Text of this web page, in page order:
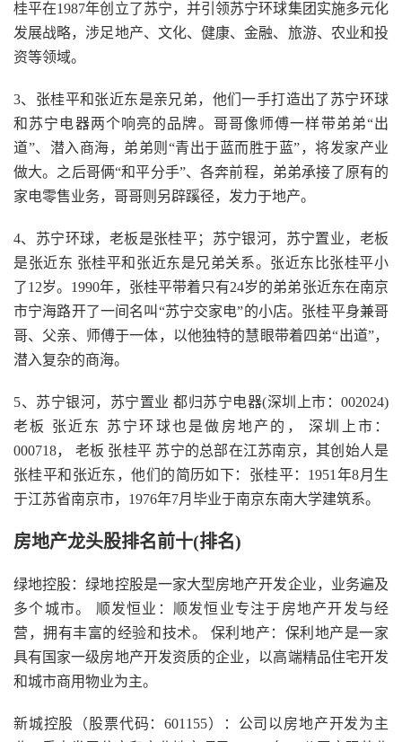
桂平在1987年创立了苏宁，并引领苏宁环球集团实施多元化
发展战略，涉足地产、文化、健康、金融、旅游、农业和投
资等领域。
3、张桂平和张近东是亲兄弟，他们一手打造出了苏宁环球
和苏宁电器两个响亮的品牌。哥哥像师傅一样带弟弟“出
道”、潜入商海，弟弟则“青出于蓝而胜于蓝”，将发家产业
做大。之后哥俩“和平分手”、各奔前程，弟弟承接了原有的
家电零售业务，哥哥则另辟蹊径，发力于地产。
4、苏宁环球，老板是张桂平；苏宁银河，苏宁置业，老板
是张近东 张桂平和张近东是兄弟关系。张近东比张桂平小
了12岁。1990年，张桂平带着只有24岁的弟弟张近东在南京
市宁海路开了一间名叫“苏宁交家电”的小店。张桂平身兼哥
哥、父亲、师傅于一体，以他独特的慧眼带着四弟“出道”，
潜入复杂的商海。
5、苏宁银河，苏宁置业 都归苏宁电器(深圳上市：002024)
老板 张近东 苏宁环球也是做房地产的， 深圳上市：
000718， 老板 张桂平 苏宁的总部在江苏南京，其创始人是
张桂平和张近东，他们的简历如下：张桂平：1951年8月生
于江苏省南京市，1976年7月毕业于南京东南大学建筑系。
房地产龙头股排名前十(排名)
绿地控股：绿地控股是一家大型房地产开发企业，业务遍及
多个城市。 顺发恒业：顺发恒业专注于房地产开发与经
营，拥有丰富的经验和技术。 保利地产：保利地产是一家
具有国家一级房地产开发资质的企业，以高端精品住宅开发
和城市商用物业为主。
新城控股（股票代码：601155）：公司以房地产开发为主